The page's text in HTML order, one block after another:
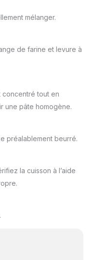
mélanger.
de farine et levure à
tout en
une pâte homogène.
préalablement beurré.
la cuisson à l’aide